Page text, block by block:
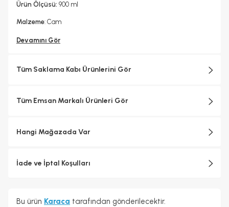
Ürün Ölçüsü: 900 ml
Malzeme: Cam
Devamını Gör
Tüm Saklama Kabı Ürünlerini Gör
Tüm Emsan Markalı Ürünleri Gör
Hangi Mağazada Var
İade ve İptal Koşulları
Bu ürün Karaca tarafından gönderilecektir.